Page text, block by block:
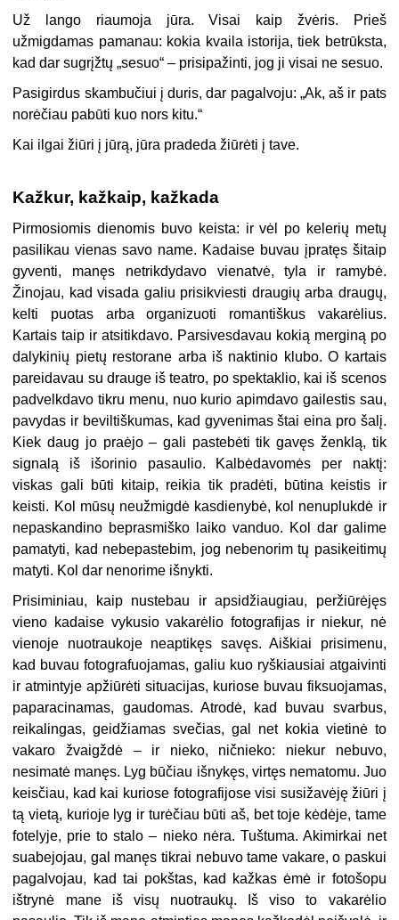
Už lango riaumoja jūra. Visai kaip žvėris. Prieš
užmigdamas pamanau: kokia kvaila istorija, tiek betrūksta,
kad dar sugrįžtų „sesuo“ – prisipažinti, jog ji visai ne sesuo.
Pasigirdus skambučiui į duris, dar pagalvoju: „Ak, aš ir pats
norėčiau pabūti kuo nors kitu.“
Kai ilgai žiūri į jūrą, jūra pradeda žiūrėti į tave.
Kažkur, kažkaip, kažkada
Pirmosiomis dienomis buvo keista: ir vėl po kelerių metų
pasilikau vienas savo name. Kadaise buvau įpratęs šitaip
gyventi, manęs netrikdydavo vienatvė, tyla ir ramybė.
Žinojau, kad visada galiu prisikviesti draugių arba draugų,
kelti puotas arba organizuoti romantiškus vakarėlius.
Kartais taip ir atsitikdavo. Parsivesdavau kokią merginą po
dalykinių pietų restorane arba iš naktinio klubo. O kartais
pareidavau su drauge iš teatro, po spektaklio, kai iš scenos
padvelkdavo tikru menu, nuo kurio apimdavo gailestis sau,
pavydas ir beviltiškumas, kad gyvenimas štai eina pro šalį.
Kiek daug jo praėjo – gali pastebėti tik gavęs ženklą, tik
signalą iš išorinio pasaulio. Kalbėdavomės per naktį:
viskas gali būti kitaip, reikia tik pradėti, būtina keistis ir
keisti. Kol mūsų neužmigdė kasdienybė, kol nenuplukdė ir
nepaskandino beprasmiško laiko vanduo. Kol dar galime
pamatyti, kad nebepastebim, jog nebenorim tų pasikeitimų
matyti. Kol dar nenorime išnykti.
Prisiminiau, kaip nustebau ir apsidžiaugiau, peržiūrėjęs
vieno kadaise vykusio vakarėlio fotografijas ir niekur, nė
vienoje nuotraukoje neaptikęs savęs. Aiškiai prisimenu,
kad buvau fotografuojamas, galiu kuo ryškiausiai atgaivinti
ir atmintyje apžiūrėti situacijas, kuriose buvau fiksuojamas,
paparacinamas, gaudomas. Atrodė, kad buvau svarbus,
reikalingas, geidžiamas svečias, gal net kokia vietinė to
vakaro žvaigždė – ir nieko, ničnieko: niekur nebuvo,
nesimatė manęs. Lyg būčiau išnykęs, virtęs nematomu. Juo
keisčiau, kad kai kuriose fotografijose visi susižavėję žiūri į
tą vietą, kurioje lyg ir turėčiau būti aš, bet toje kėdėje, tame
fotelyje, prie to stalo – nieko nėra. Tuštuma. Akimirkai net
suabejojau, gal manęs tikrai nebuvo tame vakare, o paskui
pagalvojau, kad tai pokštas, kad kažkas ėmė ir fotošopu
ištrynė mane iš visų nuotraukų. Iš viso to vakarėlio